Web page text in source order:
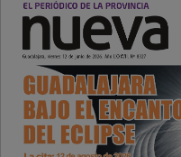
PUBLICIDAD